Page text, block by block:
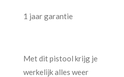
1 jaar garantie
Met dit pistool krijg je
werkelijk alles weer